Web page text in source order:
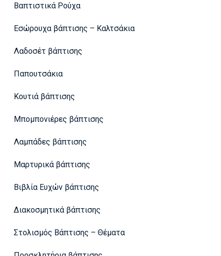
Βαπτιστικά Ρούχα
Εσώρουχα βάπτισης – Καλτσάκια
Λαδοσέτ βάπτισης
Παπουτσάκια
Κουτιά βάπτισης
Μπομπονιέρες βάπτισης
Λαμπάδες βάπτισης
Μαρτυρικά βάπτισης
Βιβλία Ευχών βάπτισης
Διακοσμητικά βάπτισης
Στολισμός Βάπτισης – Θέματα